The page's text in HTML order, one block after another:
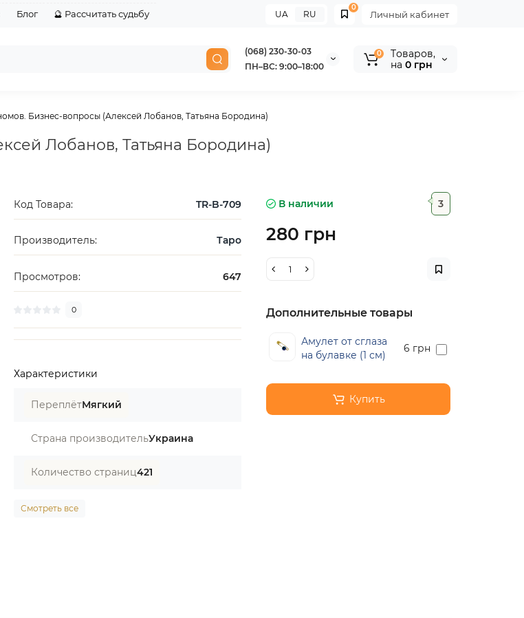
Блог 🔮 Рассчитать судьбу Личный кабинет
0
UA RU
(068) 230-30-03
ПН–ВС: 9:00–18:00
0
Tоваров,
на 0 грн
Бизнес-вопросы (Алексей Лобанов, Татьяна Бородина)
Лобанов, Татьяна Бородина)
Код Товара: TR-B-709
Производитель: Таро
Просмотров: 647
0
Характеристики
ПереплётМягкий
Страна производительУкраина
Количество страниц421
Смотреть все
В наличии 3
280 грн
Дополнительные товары
Амулет от сглаза
на булавке (1 см)
6 грн
Купить